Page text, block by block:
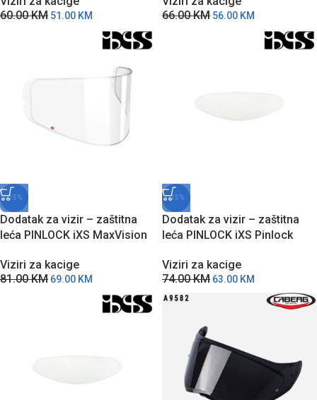
60.00KM 51.00 KM
66.00KM 56.00 KM
-15%
Dodatak za vizir – zaštitna
leća PINLOCK iXS MaxVision
Viziri za kacige
81.00KM 69.00 KM
-15%
Dodatak za vizir – zaštitna
leća PINLOCK iXS Pinlock
Viziri za kacige
74.00KM 63.00 KM